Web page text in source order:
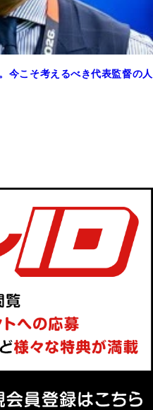
今こそ考えるべき代表監督の人